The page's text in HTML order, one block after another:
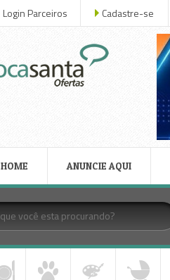
Login Parceiros Cadastre-se
HOME ANUNCIE AQUI